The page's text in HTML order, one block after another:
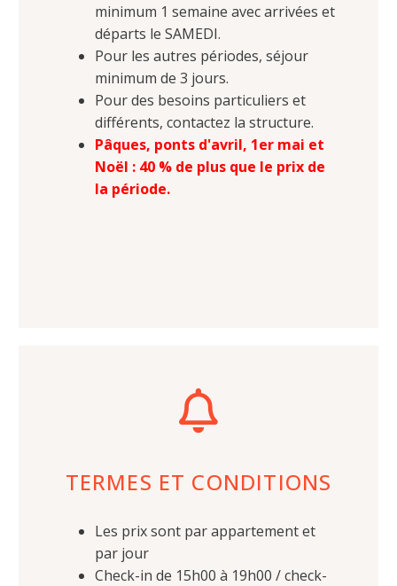
minimum 1 semaine avec arrivées et
départs le SAMEDI.
Pour les autres périodes, séjour
minimum de 3 jours.
Pour des besoins particuliers et
différents, contactez la structure.
Pâques, ponts d'avril, 1er mai et
Noël : 40 % de plus que le prix de
la période.
TERMES ET CONDITIONS
Les prix sont par appartement et
par jour
Check-in de 15h00 à 19h00 / check-